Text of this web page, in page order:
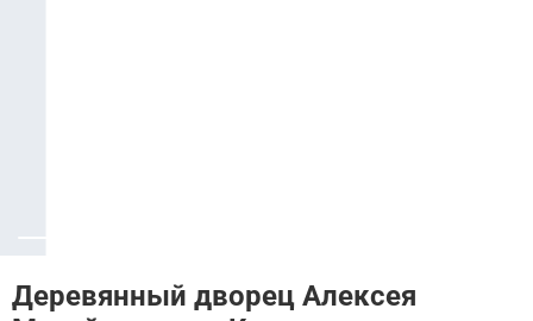
Деревянный дворец Алексея